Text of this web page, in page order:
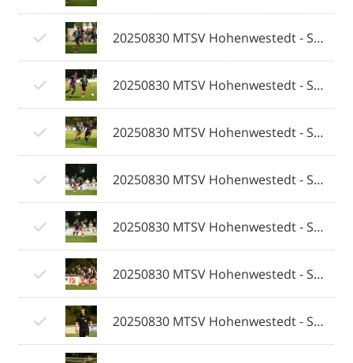
20250830 MTSV Hohenwestedt - SV Eichede © 2025 Olaf Wegerich_046.jpg
20250830 MTSV Hohenwestedt - SV Eichede © 2025 Olaf Wegerich_047.jpg
20250830 MTSV Hohenwestedt - SV Eichede © 2025 Olaf Wegerich_048.jpg
20250830 MTSV Hohenwestedt - SV Eichede © 2025 Olaf Wegerich_049.jpg
20250830 MTSV Hohenwestedt - SV Eichede © 2025 Olaf Wegerich_050.jpg
20250830 MTSV Hohenwestedt - SV Eichede © 2025 Olaf Wegerich_051.jpg
20250830 MTSV Hohenwestedt - SV Eichede © 2025 Olaf Wegerich_052.jpg